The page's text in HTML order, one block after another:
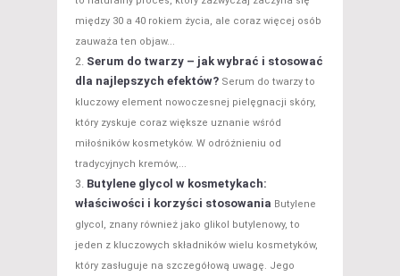
między 30 a 40 rokiem życia, ale coraz więcej osób
zauważa ten objaw...
Serum do twarzy – jak wybrać i stosować
dla najlepszych efektów? Serum do twarzy to
kluczowy element nowoczesnej pielęgnacji skóry,
który zyskuje coraz większe uznanie wśród
miłośników kosmetyków. W odróżnieniu od
tradycyjnych kremów,...
Butylene glycol w kosmetykach:
właściwości i korzyści stosowania Butylene
glycol, znany również jako glikol butylenowy, to
jeden z kluczowych składników wielu kosmetyków,
który zasługuje na szczegółową uwagę. Jego